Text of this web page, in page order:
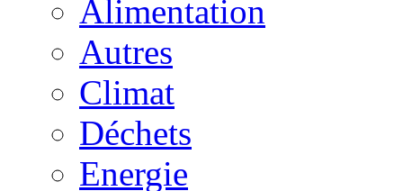
Alimentation
Autres
Climat
Déchets
Energie